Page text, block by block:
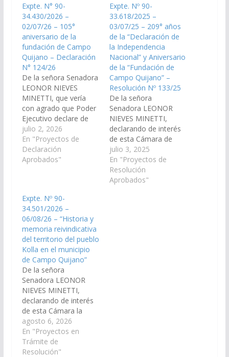
Expte. N° 90-
34.430/2026 –
02/07/26 – 105°
aniversario de la
fundación de Campo
Quijano – Declaración
N° 124/26
De la señora Senadora
LEONOR NIEVES
MINETTI, que vería
con agrado que Poder
Ejecutivo declare de
interés de la Provincia
los actos y actividades
a realizarse en el
municipio de Campo
105° aniversario de la
fundación de Campo…
julio 2, 2026
En "Proyectos de
Declaración
Aprobados"
Expte. Nº 90-
33.618/2025 –
03/07/25 – 209° años
de la “Declaración de
la Independencia
Nacional” y Aniversario
de la “Fundación de
Campo Quijano” –
Resolución Nº 133/25
De la señora
Senadora LEONOR
NIEVES MINETTI,
declarando de interés
de esta Cámara de
Senadores, las
actividades
programadas para
Conmemorar los 209°
julio 3, 2025
En "Proyectos de
Resolución
Aprobados"
Expte. Nº 90-
34.501/2026 –
06/08/26 – “Historia y
memoria reivindicativa
del territorio del pueblo
Kolla en el municipio
de Campo Quijano”
De la señora
Senadora LEONOR
NIEVES MINETTI,
declarando de interés
de esta Cámara la
jornada institucional
“Historia y memoria
reivindicativa del
territorio del pueblo
agosto 6, 2026
En "Proyectos en
Trámite de
Resolución"